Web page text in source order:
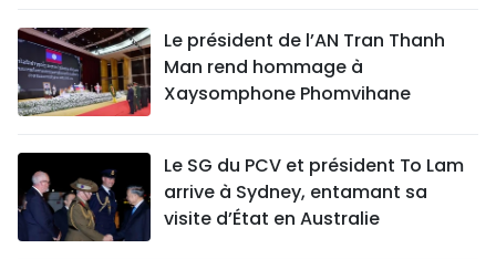
Le président de l’AN Tran Thanh
Man rend hommage à
Xaysomphone Phomvihane
Le SG du PCV et président To Lam
arrive à Sydney, entamant sa
visite d’État en Australie